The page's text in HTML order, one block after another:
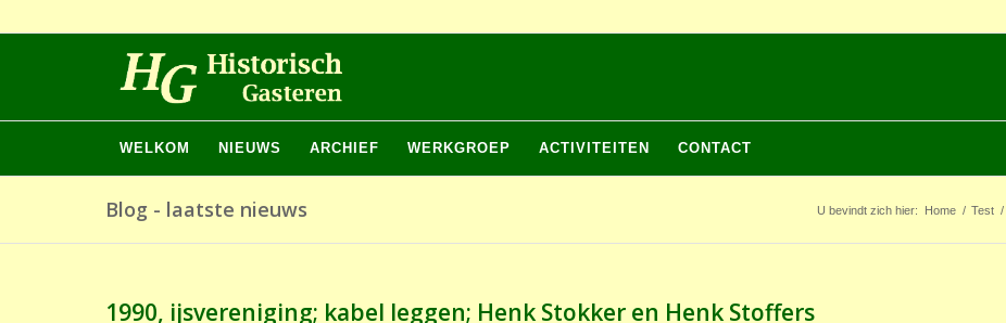
WELKOM NIEUWS ARCHIEF WERKGROEP ACTIVITEITEN CONTACT
Blog - laatste nieuws U bevindt zich hier: Home / Test /
1990, ijsvereniging; kabel leggen; Henk Stokker en Henk Stoffers